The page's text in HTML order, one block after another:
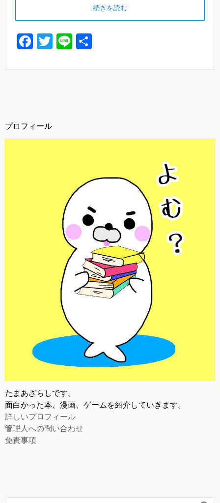
続きを読む
F
c
o
o
T
tt
Li
e
プロフィール
たまあざらしです。
面白かった本、漫画、ゲームを紹介していきます。
詳しいプロフィール
管理人への問い合わせ
免責事項